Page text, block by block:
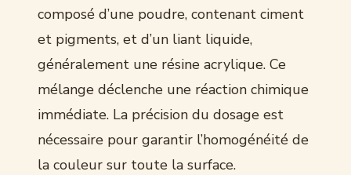
composé d’une poudre, contenant ciment
et pigments, et d’un liant liquide,
généralement une résine acrylique. Ce
mélange déclenche une réaction chimique
immédiate. La précision du dosage est
nécessaire pour garantir l’homogénéité de
la couleur sur toute la surface.